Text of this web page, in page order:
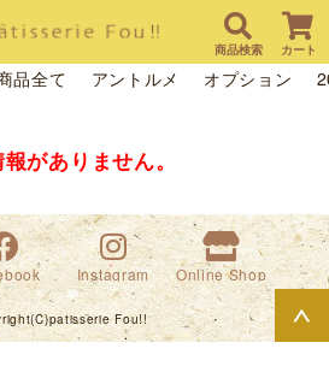
商品検索 カート
品全て アントルメ オプション
がありません。
Instagram Online Shop
Fou!!